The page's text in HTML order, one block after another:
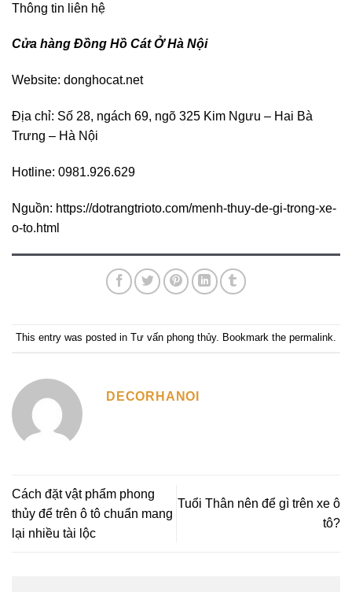
Thông tin liên hệ
Cửa hàng Đồng Hồ Cát Ở Hà Nội
Website: donghocat.net
Địa chỉ: Số 28, ngách 69, ngõ 325 Kim Ngưu – Hai Bà
Trưng – Hà Nội
Hotline: 0981.926.629
Nguồn: https://dotrangtrioto.com/menh-thuy-de-gi-trong-xe-
o-to.html
This entry was posted in Tư vấn phong thủy. Bookmark the permalink
DECORHANOI
Cách đặt vật phẩm phong
thủy để trên ô tô chuẩn mang
lại nhiều tài lộc
Tuổi Thân nên để gì trên xe ô
tô?